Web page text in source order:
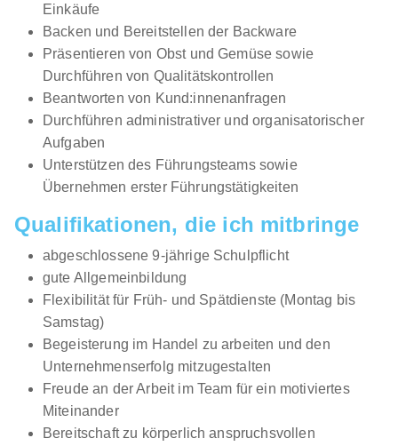
Einkäufe
Backen und Bereitstellen der Backware
Präsentieren von Obst und Gemüse sowie
Durchführen von Qualitätskontrollen
Beantworten von Kund:innenanfragen
Durchführen administrativer und organisatorischer
Aufgaben
Unterstützen des Führungsteams sowie
Übernehmen erster Führungstätigkeiten
Qualifikationen, die ich mitbringe
abgeschlossene 9-jährige Schulpflicht
gute Allgemeinbildung
Flexibilität für Früh- und Spätdienste (Montag bis
Samstag)
Begeisterung im Handel zu arbeiten und den
Unternehmenserfolg mitzugestalten
Freude an der Arbeit im Team für ein motiviertes
Miteinander
Bereitschaft zu körperlich anspruchsvollen